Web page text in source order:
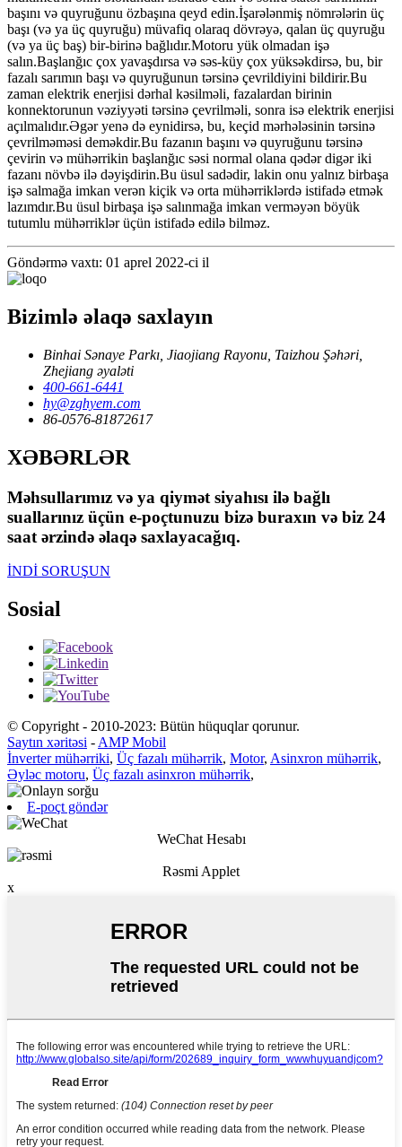
başını və quyruğunu özbaşına qeyd edin.İşarələnmiş nömrələrin üç
başı (və ya üç quyruğu) müvafiq olaraq dövrəyə, qalan üç quyruğu
(və ya üç baş) bir-birinə bağlıdır.Motoru yük olmadan işə
salın.Başlanğıc çox yavaşdırsa və səs-küy çox yüksəkdirsə, bu, bir
fazalı sarımın başı və quyruğunun tərsinə çevrildiyini bildirir.Bu
zaman elektrik enerjisi dərhal kəsilməli, fazalardan birinin
konnektorunun vəziyyəti tərsinə çevrilməli, sonra isə elektrik enerjisi
açılmalıdır.Əgər yenə də eynidirsə, bu, keçid mərhələsinin tərsinə
çevrilməməsi deməkdir.Bu fazanın başını və quyruğunu tərsinə
çevirin və mühərrikin başlanğıc səsi normal olana qədər digər iki
fazanı növbə ilə dəyişdirin.Bu üsul sadədir, lakin onu yalnız birbaşa
işə salmağa imkan verən kiçik və orta mühərriklərdə istifadə etmək
lazımdır.Bu üsul birbaşa işə salınmağa imkan verməyən böyük
tutumlu mühərriklər üçün istifadə edilə bilməz.
Göndərmə vaxtı: 01 aprel 2022-ci il
Bizimlə əlaqə saxlayın
Binhai Sənaye Parkı, Jiaojiang Rayonu, Taizhou Şəhəri,
Zhejiang əyaləti
400-661-6441
hy@zghyem.com
86-0576-81872617
XƏBƏRLƏR
Məhsullarımız və ya qiymət siyahısı ilə bağlı
suallarınız üçün e-poçtunuzu bizə buraxın və biz 24
saat ərzində əlaqə saxlayacağıq.
İNDİ SORUŞUN
Sosial
© Copyright - 2010-2023: Bütün hüquqlar qorunur.
Saytın xəritəsi - AMP Mobil
İnverter mühərriki, Üç fazalı mühərrik, Motor, Asinxron mühərrik,
Əyləc motoru, Üç fazalı asinxron mühərrik,
E-poçt göndər
WeChat Hesabı
Rəsmi Applet
x